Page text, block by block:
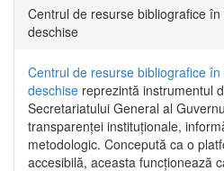
Centrul de resurse bibliografice
deschise
Centrul de resurse bibliografice
deschise reprezintă instrumentul
Secretariatului General al
transparenței instituționale,
metodologic. Concepută ca o
accesibilă, aceasta funcționează